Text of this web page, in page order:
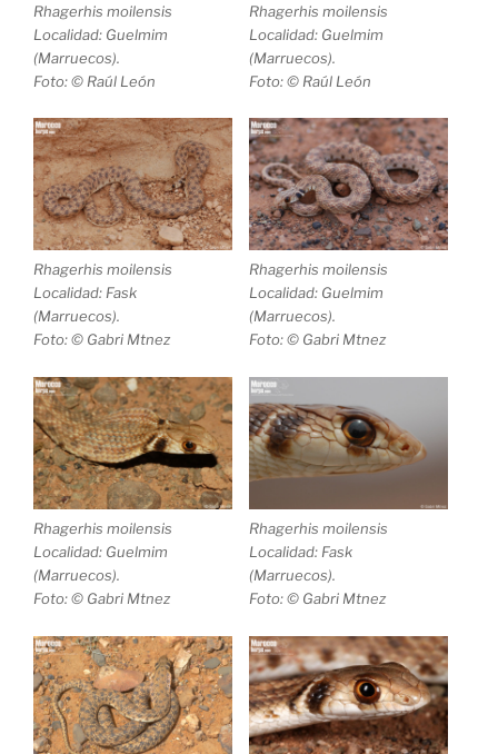
Rhagerhis moilensis
Localidad: Guelmim
(Marruecos).
Foto: © Raúl León
Rhagerhis moilensis
Localidad: Guelmim
(Marruecos).
Foto: © Raúl León
Rhagerhis moilensis
Localidad: Fask
(Marruecos).
Foto: © Gabri Mtnez
Rhagerhis moilensis
Localidad: Guelmim
(Marruecos).
Foto: © Gabri Mtnez
Rhagerhis moilensis
Localidad: Guelmim
(Marruecos).
Foto: © Gabri Mtnez
Rhagerhis moilensis
Localidad: Fask
(Marruecos).
Foto: © Gabri Mtnez